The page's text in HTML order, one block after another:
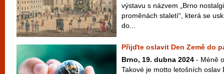
výstavu s názvem „Brno
proměnách staletí“, která se
do...
Přijďte oslavit Den Země do
Brno, 19. dubna 2024 - Méně
Takové je motto letošních